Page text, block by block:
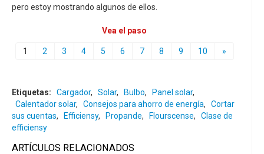
pero estoy mostrando algunos de ellos.
Vea el paso
1 2 3 4 5 6 7 8 9 10 »
Etiquetas: Cargador, Solar, Bulbo, Panel solar,
Calentador solar, Consejos para ahorro de energía,
Cortar
sus cuentas, Efficiensy, Propande, Flourscense,
Clase de
efficiensy
ARTÍCULOS RELACIONADOS